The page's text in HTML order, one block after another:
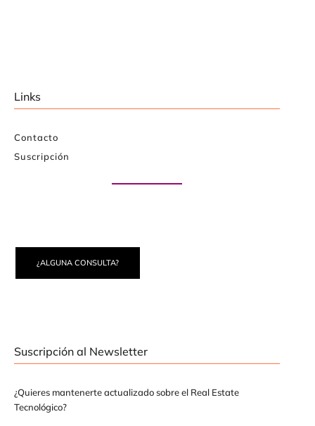
Links
Contacto
Suscripción
¿ALGUNA CONSULTA?
Suscripción al Newsletter
¿Quieres mantenerte actualizado sobre el Real Estate
Tecnológico?